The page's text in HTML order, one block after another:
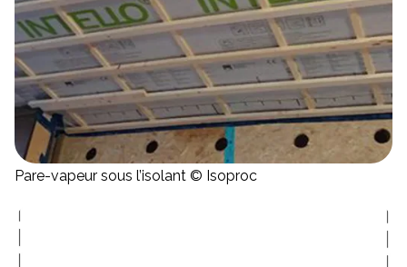
Pare-vapeur sous l’isolant © Isoproc